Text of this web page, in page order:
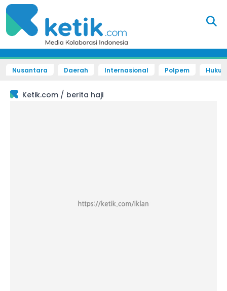
Nusantara Daerah Internasional Polpem
Ketik.com / berita haji